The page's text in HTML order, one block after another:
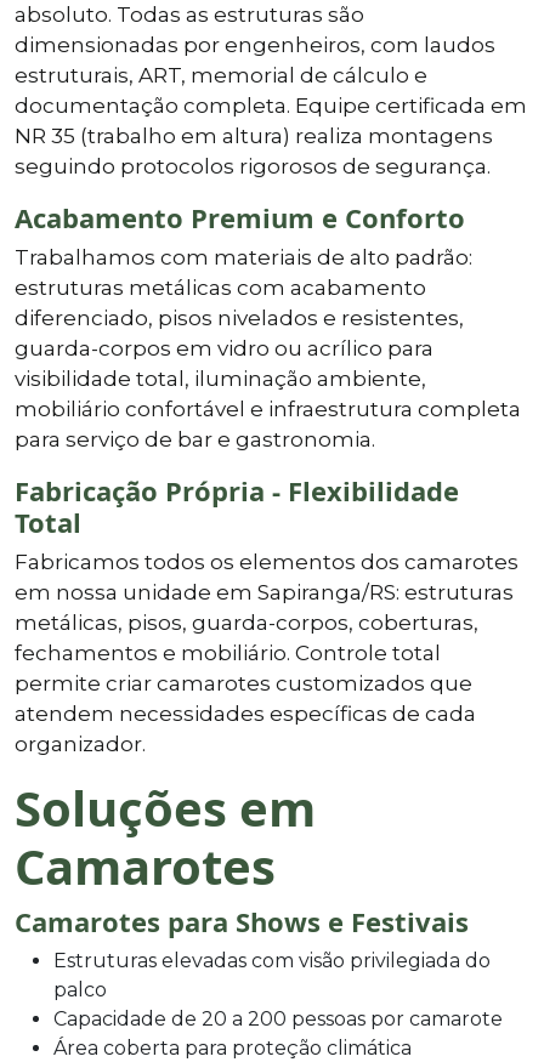
absoluto. Todas as estruturas são
dimensionadas por engenheiros, com laudos
estruturais, ART, memorial de cálculo e
documentação completa. Equipe certificada em
NR 35 (trabalho em altura) realiza montagens
seguindo protocolos rigorosos de segurança.
Acabamento Premium e Conforto
Trabalhamos com materiais de alto padrão:
estruturas metálicas com acabamento
diferenciado, pisos nivelados e resistentes,
guarda-corpos em vidro ou acrílico para
visibilidade total, iluminação ambiente,
mobiliário confortável e infraestrutura completa
para serviço de bar e gastronomia.
Fabricação Própria - Flexibilidade
Total
Fabricamos todos os elementos dos camarotes
em nossa unidade em Sapiranga/RS: estruturas
metálicas, pisos, guarda-corpos, coberturas,
fechamentos e mobiliário. Controle total
permite criar camarotes customizados que
atendem necessidades específicas de cada
organizador.
Soluções em
Camarotes
Camarotes para Shows e Festivais
Estruturas elevadas com visão privilegiada do
palco
Capacidade de 20 a 200 pessoas por camarote
Área coberta para proteção climática